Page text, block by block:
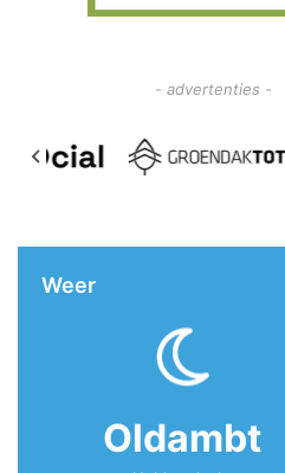
- advertenties -
Weer
Oldambt